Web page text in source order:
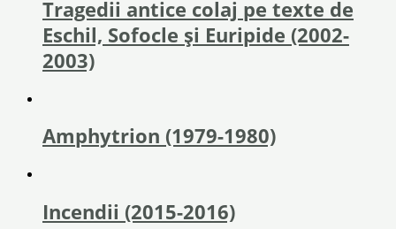
Tragedii antice colaj pe texte de
Eschil, Sofocle și Euripide (2002-
2003)
Amphytrion (1979-1980)
Incendii (2015-2016)